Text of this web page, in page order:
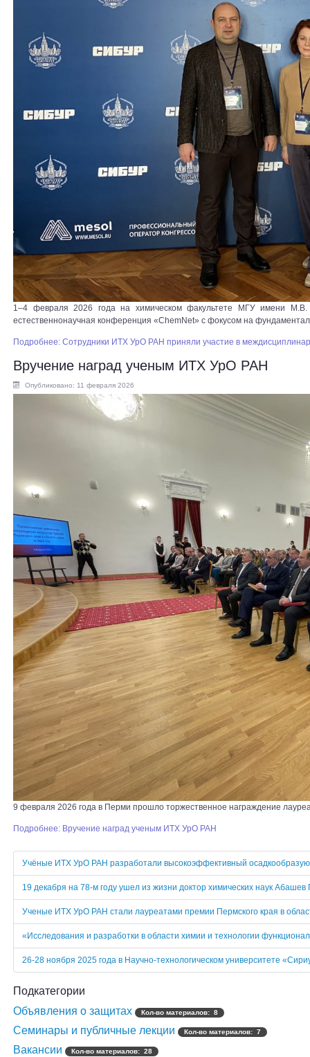
1–4 февраля 2026 года на химическом факультете МГУ имени М.В.
естественнонаучная конференция «ChemNet» с фокусом на
Подробнее: Сотрудники ИТХ УрО РАН приняли участие в
Вручение наград ученым ИТХ УрО РАН
Опубликовано: 11 февраля 2026
9 февраля 2026 года в Перми прошло торжественное награждение
Подробнее: Вручение наград ученым ИТХ УрО РАН
Учёные ИТХ УрО РАН разработали высокоэффективный
19 декабря на 78-м году ушел из жизни доктор химических наук Абашев
Ученые ИТХ УрО РАН стали лауреатами премии Пермского края в
«Исследования и разработки в области химии и технологии
26-28 ноября 2025 года в Научно-технологическом университете
Подкатегории
Объявления о защитах
Кол-во материалов: 8
Семинары и публичные лекции Кол-во материалов: 7
Вакансии Кол-во материалов: 28